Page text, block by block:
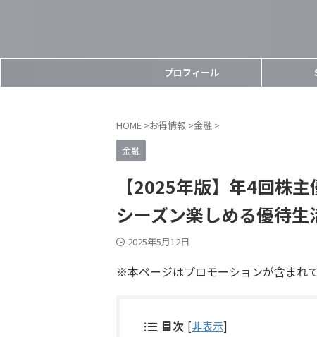
プロフィール
HOME >お得情報 >金融 >
金融
【2025年版】年4回株
シーズン楽しめる優待生
2025年5月12日
※本ページはプロモーションが含まれて
目次 [非表示]